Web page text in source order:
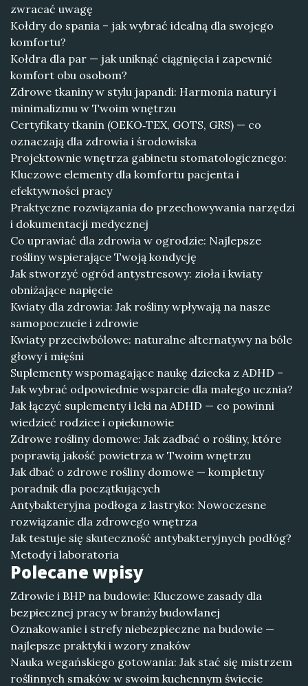
zwracać uwagę
Kołdry do spania – jak wybrać idealną dla swojego
komfortu?
Kołdra dla par — jak uniknąć ciągnięcia i zapewnić
komfort obu osobom?
Zdrowe tkaniny w stylu japandi: Harmonia natury i
minimalizmu w Twoim wnętrzu
Certyfikaty tkanin (OEKO‑TEX, GOTS, GRS) — co
oznaczają dla zdrowia i środowiska
Projektownie wnętrza gabinetu stomatologicznego:
Kluczowe elementy dla komfortu pacjenta i
efektywności pracy
Praktyczne rozwiązania do przechowywania narzędzi
i dokumentacji medycznej
Co uprawiać dla zdrowia w ogrodzie: Najlepsze
rośliny wspierające Twoją kondycję
Jak stworzyć ogród antystresowy: zioła i kwiaty
obniżające napięcie
Kwiaty dla zdrowia: Jak rośliny wpływają na nasze
samopoczucie i zdrowie
Kwiaty przeciwbólowe: naturalne alternatywy na bóle
głowy i mięśni
Suplementy wspomagające naukę dziecka z ADHD –
Jak wybrać odpowiednie wsparcie dla małego ucznia?
Jak łączyć suplementy i leki na ADHD — co powinni
wiedzieć rodzice i opiekunowie
Zdrowe rośliny domowe: Jak zadbać o rośliny, które
poprawią jakość powietrza w Twoim wnętrzu
Jak dbać o zdrowe rośliny domowe — kompletny
poradnik dla początkujących
Antybakteryjna podłoga z lastryko: Nowoczesne
rozwiązanie dla zdrowego wnętrza
Jak testuje się skuteczność antybakteryjnych podłóg?
Metody i laboratoria
Polecane wpisy
Zdrowie i BHP na budowie: Kluczowe zasady dla
bezpiecznej pracy w branży budowlanej
Oznakowanie i strefy niebezpieczne na budowie —
najlepsze praktyki i wzory znaków
Nauka wegańskiego gotowania: Jak stać się mistrzem
roślinnych smaków w swoim kuchennym świecie